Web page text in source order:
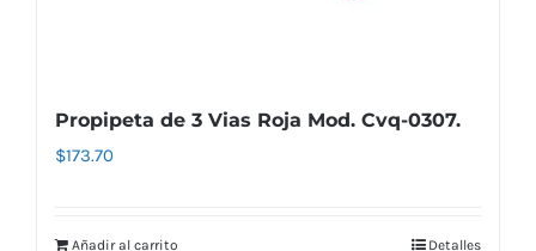
Propipeta de 3 Vias Roja Mod. Cvq-0307.
$173.70
Añadir al carrito Detalles